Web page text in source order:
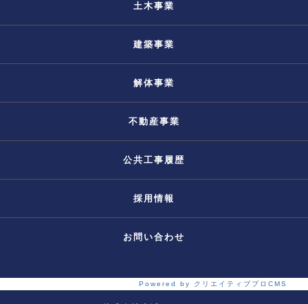
土木事業
建築事業
解体事業
不動産事業
公共工事履歴
採用情報
お問い合わせ
Powered by クリエイティブプロCMS